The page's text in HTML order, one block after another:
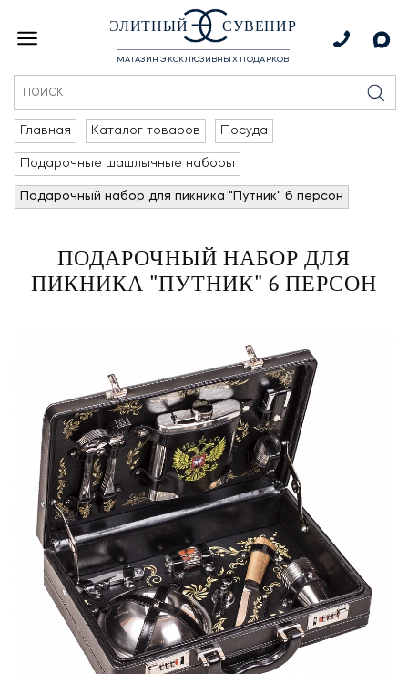
ЭЛИТНЫЙ СУВЕНИР
МАГАЗИН ЭКСКЛЮЗИВНЫХ ПОДАРКОВ
Главная Каталог товаров Посуда
Подарочные шашлычные наборы
Подарочный набор для пикника "Путник" 6 персон
ПОДАРОЧНЫЙ НАБОР ДЛЯ
ПИКНИКА "ПУТНИК" 6 ПЕРСОН